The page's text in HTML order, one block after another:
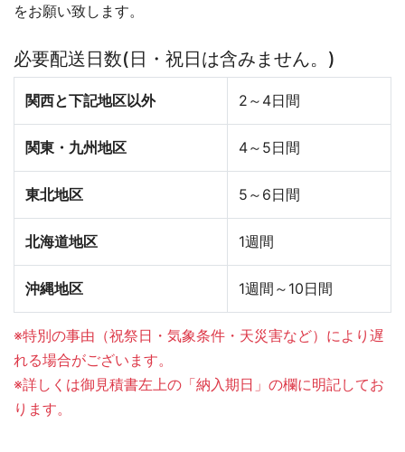
をお願い致します。
必要配送日数(日・祝日は含みません。)
※特別の事由（祝祭日・気象条件・天災害など）により遅
れる場合がございます。
※詳しくは御見積書左上の「納入期日」の欄に明記してお
ります。
関西と下記地区以外 2～4日間
関東・九州地区 4～5日間
東北地区 5～6日間
北海道地区 1週間
沖縄地区 1週間～10日間